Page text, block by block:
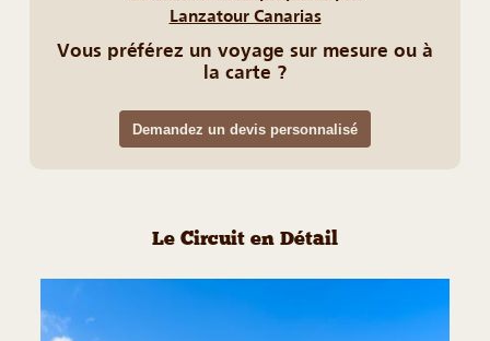
Lanzatour Canarias
Vous préférez un voyage sur mesure ou à
la carte ?
Demandez un devis personnalisé
Le Circuit en Détail